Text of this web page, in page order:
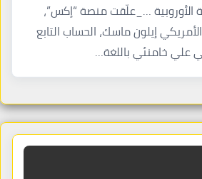
الأوروبية …_علّقت منصة “إكس”،
إيلون ماسك، الحساب التابع
علي خامنئي باللغة…